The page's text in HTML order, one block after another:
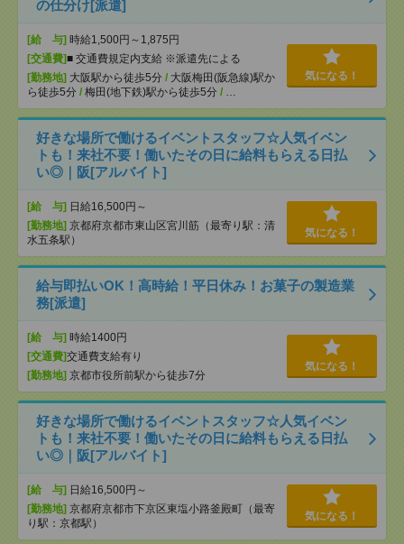
の仕分け[派遣]
[給 与] 時給1,500円～1,875円
[交通費]■ 交通費規定内支給 ※派遣先による
[勤務地] 大阪駅から徒歩5分 / 大阪梅田(阪急線)駅か
ら徒歩5分 / 梅田(地下鉄)駅から徒歩5分 / …
気になる！
好きな場所で働けるイベントスタッフ☆人気イベン
トも！来社不要！働いたその日に給料もらえる日払
い◎｜阪[アルバイト]
[給 与] 日給16,500円～
[勤務地] 京都府京都市東山区宮川筋（最寄り駅：清
水五条駅）
気になる！
給与即払いOK！高時給！平日休み！お菓子の製造業
務[派遣]
[給 与] 時給1400円
[交通費]交通費支給有り
[勤務地] 京都市役所前駅から徒歩7分
気になる！
好きな場所で働けるイベントスタッフ☆人気イベン
トも！来社不要！働いたその日に給料もらえる日払
い◎｜阪[アルバイト]
[給 与] 日給16,500円～
[勤務地] 京都府京都市下京区東塩小路釜殿町（最寄
り駅：京都駅）
気になる！